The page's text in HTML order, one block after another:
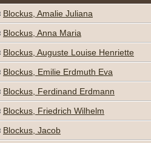
Blockus, Amalie Juliana
Blockus, Anna Maria
Blockus, Auguste Louise Henriette
Blockus, Emilie Erdmuth Eva
Blockus, Ferdinand Erdmann
Blockus, Friedrich Wilhelm
Blockus, Jacob